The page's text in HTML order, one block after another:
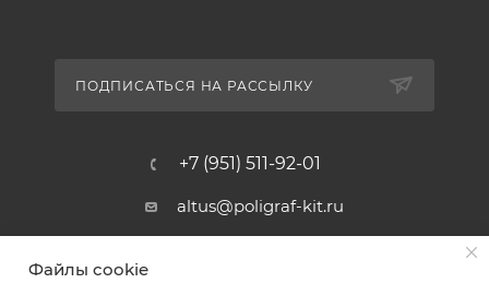
ПОДПИСАТЬСЯ НА РАССЫЛКУ
+7 (951) 511-92-01
altus@poligraf-kit.ru
Ростовская обл, Аксайский р-н,
Файлы cookie